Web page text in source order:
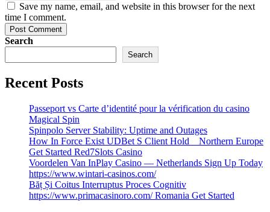
Save my name, email, and website in this browser for the next
time I comment.
Post Comment
Search
Search
Recent Posts
Passeport vs Carte d’identité pour la vérification du casino
Magical Spin
Spinpolo Server Stability: Uptime and Outages
How In Force Exist UDBet S Client Hold _ Northern Europe
Get Started Red7Slots Casino
Voordelen Van InPlay Casino — Netherlands Sign Up Today
https://www.wintari-casinos.com/
Băț Și Coitus Interruptus Proces Cognitiv
https://www.primacasinoro.com/ Romania Get Started